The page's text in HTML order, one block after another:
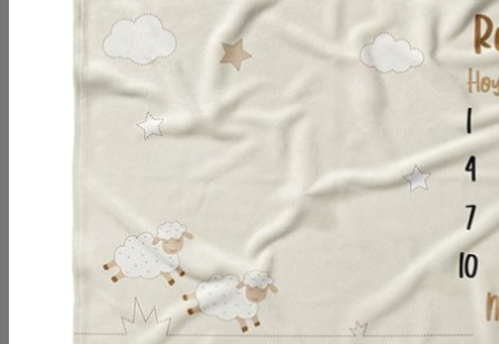
No hay productos en el carrito.
Volver a la tienda